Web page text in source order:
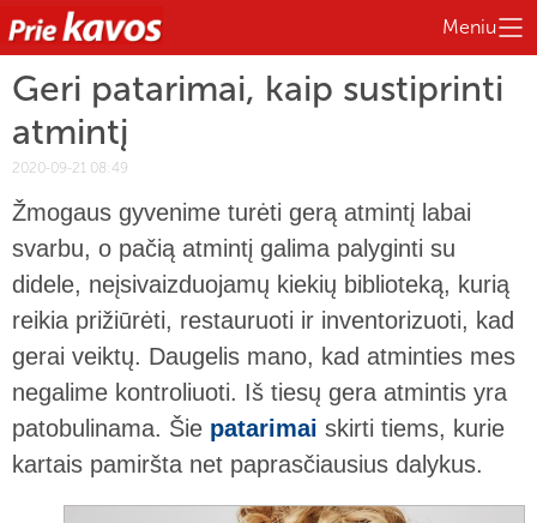
Meniu
Geri patarimai, kaip sustiprinti
atmintį
2020-09-21 08:49
Žmogaus gyvenime turėti gerą atmintį labai
svarbu, o pačią atmintį galima palyginti su
didele, neįsivaizduojamų kiekių biblioteką, kurią
reikia prižiūrėti, restauruoti ir inventorizuoti, kad
gerai veiktų. Daugelis mano, kad atminties mes
negalime kontroliuoti. Iš tiesų gera atmintis yra
patobulinama. Šie patarimai skirti tiems, kurie
kartais pamiršta net paprasčiausius dalykus.